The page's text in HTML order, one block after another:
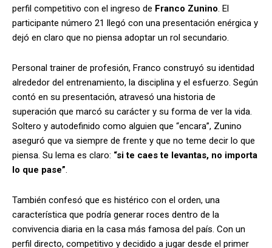
perfil competitivo con el ingreso de Franco Zunino. El
participante número 21 llegó con una presentación enérgica y
dejó en claro que no piensa adoptar un rol secundario.
Personal trainer de profesión, Franco construyó su identidad
alrededor del entrenamiento, la disciplina y el esfuerzo. Según
contó en su presentación, atravesó una historia de
superación que marcó su carácter y su forma de ver la vida.
Soltero y autodefinido como alguien que “encara”, Zunino
aseguró que va siempre de frente y que no teme decir lo que
piensa. Su lema es claro: “si te caes te levantas, no importa
lo que pase”.
También confesó que es histérico con el orden, una
característica que podría generar roces dentro de la
convivencia diaria en la casa más famosa del país. Con un
perfil directo, competitivo y decidido a jugar desde el primer